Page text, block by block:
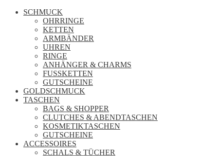
SCHMUCK
OHRRINGE
KETTEN
ARMBÄNDER
UHREN
RINGE
ANHÄNGER & CHARMS
FUSSKETTEN
GUTSCHEINE
GOLDSCHMUCK
TASCHEN
BAGS & SHOPPER
CLUTCHES & ABENDTASCHEN
KOSMETIKTASCHEN
GUTSCHEINE
ACCESSOIRES
SCHALS & TÜCHER